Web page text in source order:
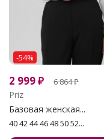
-54%
2 999₽ 6 864₽
Priz
Базовая женская...
40 42 44 46 48 50 52...